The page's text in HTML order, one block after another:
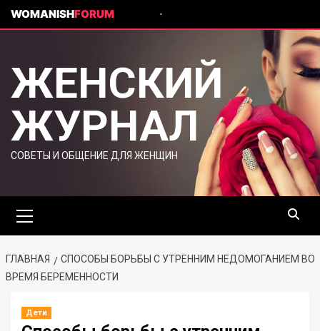
WOMANISHFORUM
ЖЕНСКИЙ
ЖУРНАЛ
СОВЕТЫ И ОБЩЕНИЕ ДЛЯ ЖЕНЩИН
ГЛАВНАЯ
СПОСОБЫ БОРЬБЫ С УТРЕННИМ НЕДОМОГАНИЕМ ВО
ВРЕМЯ БЕРЕМЕННОСТИ
Дети